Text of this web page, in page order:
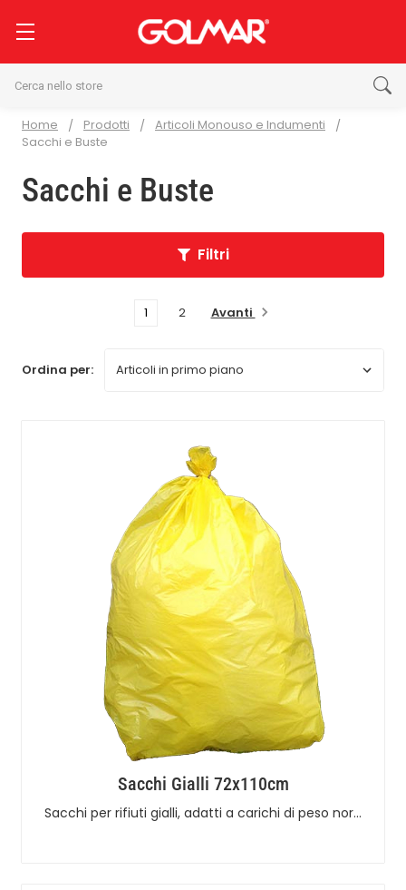
Home Prodotti
Articoli Monouso e Indumenti
Sacchi e Buste
Sacchi e Buste
Filtri
1 2 Avanti
Ordina per:
Sacchi Gialli 72x110cm
Sacchi per rifiuti gialli, adatti a carichi di peso nor…